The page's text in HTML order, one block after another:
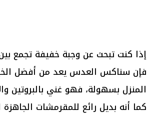
إذا كنت تبحث عن وجبة خفيفة تجمع
فإن سناكس العدس يعد من أفضل
المنزل بسهولة، فهو غني بالبروتين
كما أنه بديل رائع للمقرمشات